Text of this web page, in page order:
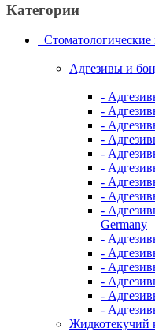
Категории
Адгезивы и
-
-
-
-
-
-
-
-
-
Germany
-
-
-
-
-
-
Жидкотекучий